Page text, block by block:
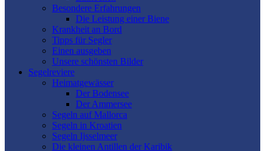
Besondere Erfahrungen
Die Leistung einer Biene
Krankheit an Bord
Tipps für Segler
Einen ausgeben
Unsere schönsten Bilder
Segelreviere
Heimatgewässer
Der Bodensee
Der Ammersee
Segeln auf Mallorca
Segeln in Kroatien
Segeln Ijsselmeer
Die kleinen Antillen der Karibik